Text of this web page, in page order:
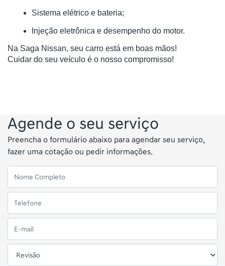
Sistema elétrico e bateria;
Injeção eletrônica e desempenho do motor.
Na Saga Nissan, seu carro está em boas mãos!
Cuidar do seu veículo é o nosso compromisso!
Agende o seu serviço
Preencha o formulário abaixo para agendar seu serviço,
fazer uma cotação ou pedir informações.